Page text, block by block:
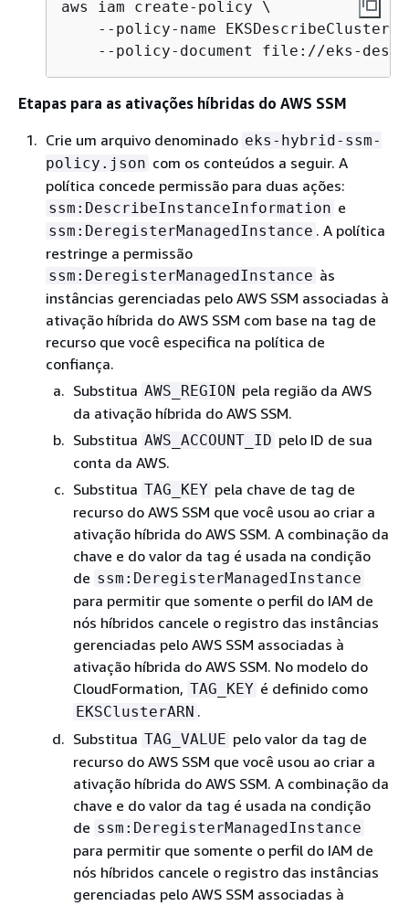
aws iam create-policy \
--policy-name
--policy-document file://eks-
Etapas para as ativações híbridas do AWS SSM
Crie um arquivo denominado eks-hybrid-ssm-
policy.json com os conteúdos a seguir. A
política concede permissão para duas ações:
ssm:DescribeInstanceInformation e
ssm:DeregisterManagedInstance . A política
restringe a permissão
ssm:DeregisterManagedInstance às
instâncias gerenciadas pelo AWS SSM associadas à
ativação híbrida do AWS SSM com base na tag de
recurso que você especifica na política de
confiança.
Substitua AWS_REGION pela região da AWS
da ativação híbrida do AWS SSM.
Substitua AWS_ACCOUNT_ID pelo ID de sua
conta da AWS.
Substitua TAG_KEY pela chave de tag de
recurso do AWS SSM que você usou ao criar a
ativação híbrida do AWS SSM. A combinação da
chave e do valor da tag é usada na condição
de ssm:DeregisterManagedInstance
para permitir que somente o perfil do IAM de
nós híbridos cancele o registro das instâncias
gerenciadas pelo AWS SSM associadas à
ativação híbrida do AWS SSM. No modelo do
CloudFormation, TAG_KEY é definido como
EKSClusterARN .
Substitua TAG_VALUE pelo valor da tag de
recurso do AWS SSM que você usou ao criar a
ativação híbrida do AWS SSM. A combinação da
chave e do valor da tag é usada na condição
de ssm:DeregisterManagedInstance
para permitir que somente o perfil do IAM de
nós híbridos cancele o registro das instâncias
gerenciadas pelo AWS SSM associadas à